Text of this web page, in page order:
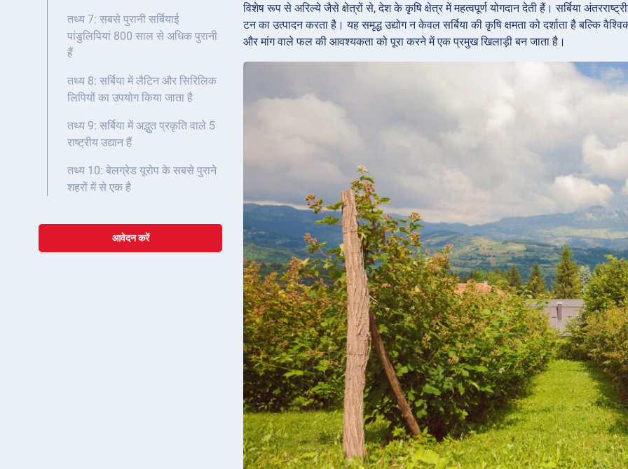
तथ्य 7: सबसे पुरानी सर्बियाई
पांडुलिपियां 800 साल से अधिक पुरानी
हैं
तथ्य 8: सर्बिया में लैटिन और सिरिलिक
लिपियों का उपयोग किया जाता है
तथ्य 9: सर्बिया में अद्भुत प्रकृति वाले 5
राष्ट्रीय उद्यान हैं
तथ्य 10: बेलग्रेड यूरोप के सबसे पुराने
शहरों में से एक है
आवेदन करें
विशेष रूप से अरिल्ये जैसे क्षेत्रों से, देश के कृषि क्षेत्र में महत्वपूर्ण योगदान देती हैं। सर्बिया
टन का उत्पादन करता है। यह समृद्ध उद्योग न केवल सर्बिया की कृषि क्षमता को दर्शाता है बल्कि
और मांग वाले फल की आवश्यकता को पूरा करने में एक प्रमुख खिलाड़ी बन जाता है।